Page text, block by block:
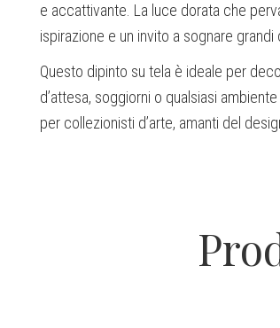
e accattivante. La luce dorata che
ispirazione e un invito a sognare grandi
Questo dipinto su tela è ideale per
d’attesa, soggiorni o qualsiasi
per collezionisti d’arte, amanti del